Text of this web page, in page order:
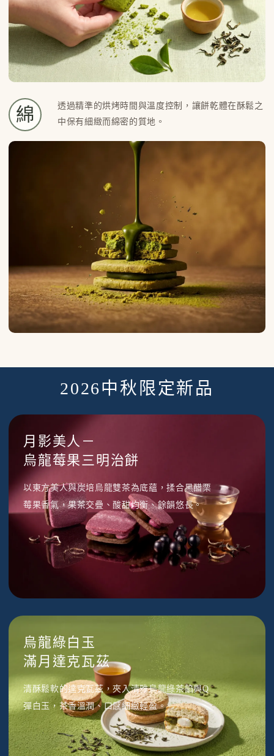
綿
透過精準的烘烤時間與溫度控制，讓餅乾體在酥鬆之
中保有細緻而綿密的質地。
2026中秋限定新品
月影美人－
烏龍莓果三明治餅
以東方美人與炭培烏龍雙茶為底蘊，揉合黑醋栗
莓果香氣，果茶交疊、酸甜均衡、餘韻悠長。
烏龍綠白玉
滿月達克瓦茲
清酥鬆軟的達克瓦茲，夾入清雅烏龍綠茶餡與Q
彈白玉，茶香溫潤、口感細緻輕盈。